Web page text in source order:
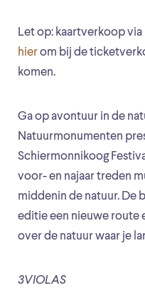
Let op: kaartverkoop
hierom bij de
komen.
Ga op avontuur in de
Natuurmonumenten
Schiermonnikoog
voor- en najaar treden
middenin de natuur. De
editie een nieuwe route
over de natuur waar je
3VIOLAS